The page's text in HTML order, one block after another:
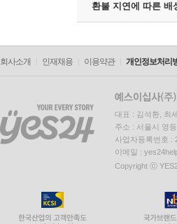
환불 지연에 따른 배
회사소개 인재채용 이용약관 개인정보처리
대표 : 김석환, 최
주소 : 서울시 영
사업자등록번호
이메일 :
Copyright ⓒ